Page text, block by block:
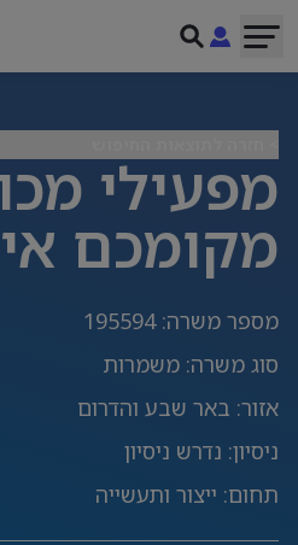
מפעילי
מקומכם
מספר משרה:
195594
סוג משרה: משמרות
אזור: באר שבע והדרום
ניסיון: נדרש ניסיון
תחום: ייצור ותעשייה